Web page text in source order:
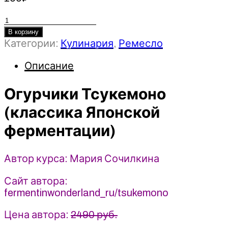
Количество
товара
Огурчики
(классика
ферментации)
Мария
Сочилкина
(2023)
В корзину
Категории: Кулинария, Ремесло
Описание
Огурчики Тсукемоно
(классика Японской
ферментации)
Автор курса: Мария Сочилкина
Сайт автора:
fermentinwonderland_ru/tsukemono
Цена автора: 2490 руб.